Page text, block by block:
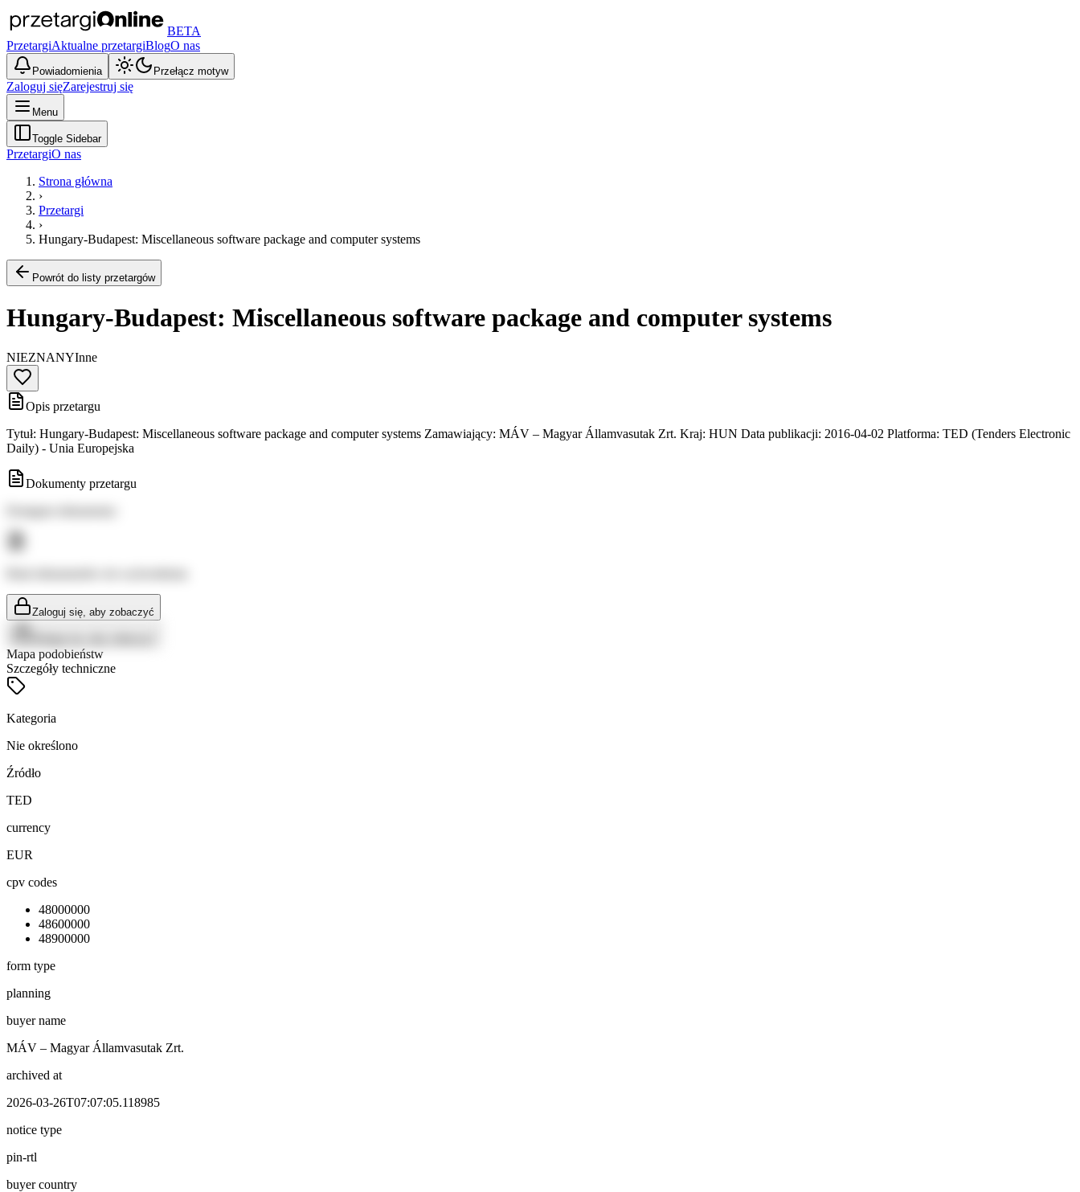
BETA
PrzetargiAktualne przetargiBlogO nas
Powiadomienia Przełącz motyw
Zaloguj sięZarejestruj się
Menu
Toggle Sidebar
PrzetargiO nas
Strona główna
›
Przetargi
›
Hungary-Budapest: Miscellaneous software package and computer systems
Powrót do listy przetargów
Hungary-Budapest: Miscellaneous software package and computer systems
NIEZNANYInne
Opis przetargu
Tytuł: Hungary-Budapest: Miscellaneous software package and computer systems Zamawiający: MÁV – Magyar Államvasutak Zrt. Kraj: HUN Data publikacji: 2016-04-02 Platforma: TED (Tenders Electronic
Daily) - Unia Europejska
Dokumenty przetargu
Zaloguj się, aby zobaczyć
Mapa podobieństw
Szczegóły techniczne
Kategoria
Nie określono
Źródło
TED
currency
EUR
cpv codes
48000000
48600000
48900000
form type
planning
buyer name
MÁV – Magyar Államvasutak Zrt.
archived at
2026-03-26T07:07:05.118985
notice type
pin-rtl
buyer country